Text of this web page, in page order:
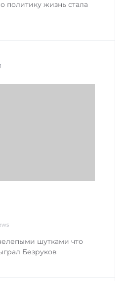
политику жизнь стала
шутками что
Безруков